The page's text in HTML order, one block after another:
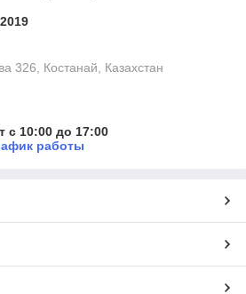
326, Костанай, Казахстан
с 10:00 до 17:00
работы